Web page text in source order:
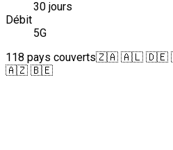
30 jours
Débit
5G
118 pays couverts🇿🇦 🇦🇱 🇩🇪
🇦🇿 🇧🇪